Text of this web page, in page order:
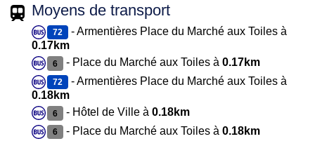
Moyens de transport
72 - Armentières Place du Marché aux Toiles à
0.17km
6 - Place du Marché aux Toiles à 0.17km
72 - Armentières Place du Marché aux Toiles à
0.18km
6 - Hôtel de Ville à 0.18km
6 - Place du Marché aux Toiles à 0.18km